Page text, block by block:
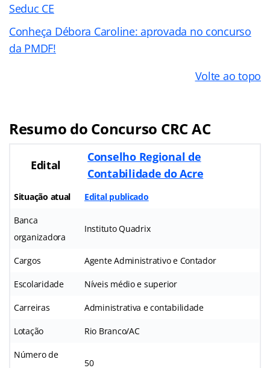
Seduc CE
Conheça Débora Caroline: aprovada no concurso
da PMDF!
Volte ao topo
Resumo do Concurso CRC AC
Edital
Conselho Regional de
Contabilidade do Acre
Situação atual Edital publicado
Banca
organizadora
Instituto Quadrix
Cargos Agente Administrativo e Contador
Escolaridade Níveis médio e superior
Carreiras Administrativa e contabilidade
Lotação Rio Branco/AC
Número de
50